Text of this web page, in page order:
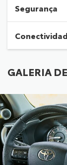
Segurança
GALERIA